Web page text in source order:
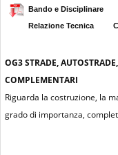
Bando e Disciplinare
Relazione Tecnica
OG3STRADE,
COMPLEMENTARI
Riguarda la costruzione, la
grado di importanza,